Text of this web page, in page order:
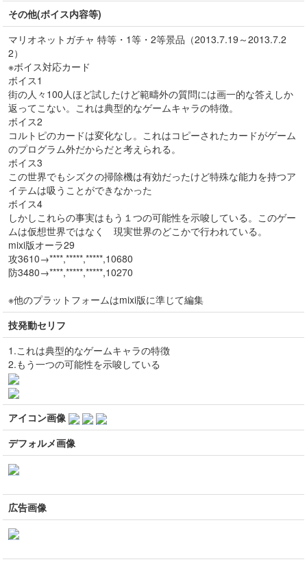
その他(ボイス内容等)
マリオネットガチャ 特等・1等・2等景品（2013.7.19～2013.7.2
2）
※ボイス対応カード
ボイス1
街の人々100人ほど試したけど範疇外の質問には画一的な答えしか
返ってこない。これは典型的なゲームキャラの特徴。
ボイス2
コルトピのカードは変化なし。これはコピーされたカードがゲーム
のプログラム外だからだと考えられる。
ボイス3
この世界でもシズクの掃除機は有効だったけど特殊な能力を持つア
イテムは吸うことができなかった
ボイス4
しかしこれらの事実はもう１つの可能性を示唆している。このゲー
ムは仮想世界ではなく 現実世界のどこかで行われている。
mixi版オーラ29
攻3610→****,*****,*****,10680
防3480→****,*****,*****,10270
※他のプラットフォームはmixi版に準じて編集
技発動セリフ
1.これは典型的なゲームキャラの特徴
2.もう一つの可能性を示唆している
アイコン画像
デフォルメ画像
広告画像